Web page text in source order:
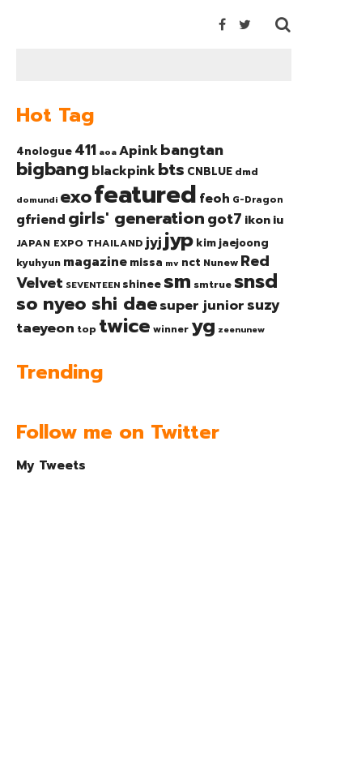
Hot Tag
4nologue 411 aoaApinkbangtan
bigbang blackpinkbts CNBLUE dmd
domundi exofeatured feoh G-Dragon
gfriend girls' generationgot7 ikoniu
JAPAN EXPO THAILAND jyjjyp kim jaejoong
kyuhyun magazine missa mv nct Nunew Red
Velvet SEVENTEEN shinee sm smtrue snsd
so nyeo shi daesuper junior suzy
taeyeon top twice winner yg zeenunew
Trending
Follow me on Twitter
My Tweets